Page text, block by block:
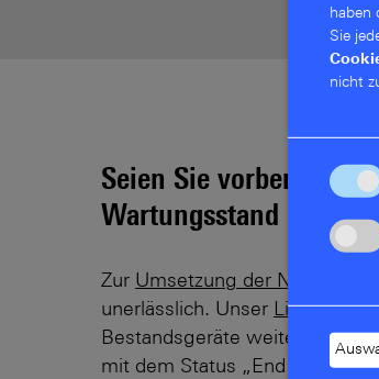
Seien Sie vorbereitet
Wartungsstand Ihrer
Zur Umsetzung der NIS2-
unerlässlich. Unser Lifecycle
Bestandsgeräte weiterhin mit
mit dem Status „End of Sale“
haben
Sie
nicht